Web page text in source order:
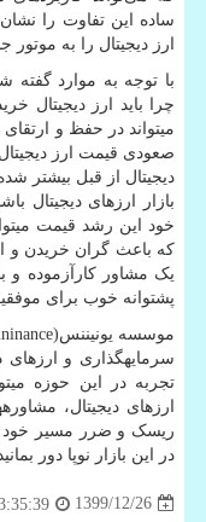
ساده این تفاوت را نشان
ارز دیجیتال را به موتور
با توجه به موارد گفته
چرا باید ارز دیجیتال
می­تواند در حفظ و
صعودی قیمت ارز
دیجیتال از قبل بیشتر
بازار ارزهای دیجیتال
خود این رشد قیمت
که باعث گران خریدن و
یک مشاور کارآزموده و
پشتوانه خوب برای
موسسه یونیننس(
سرمایه­گذاری و ارزهای
تجربه در این حوزه
ارزهای دیجیتال،
ریسک و ضرر مسیر خود
در این بازار نوپا دور
1399/12/26